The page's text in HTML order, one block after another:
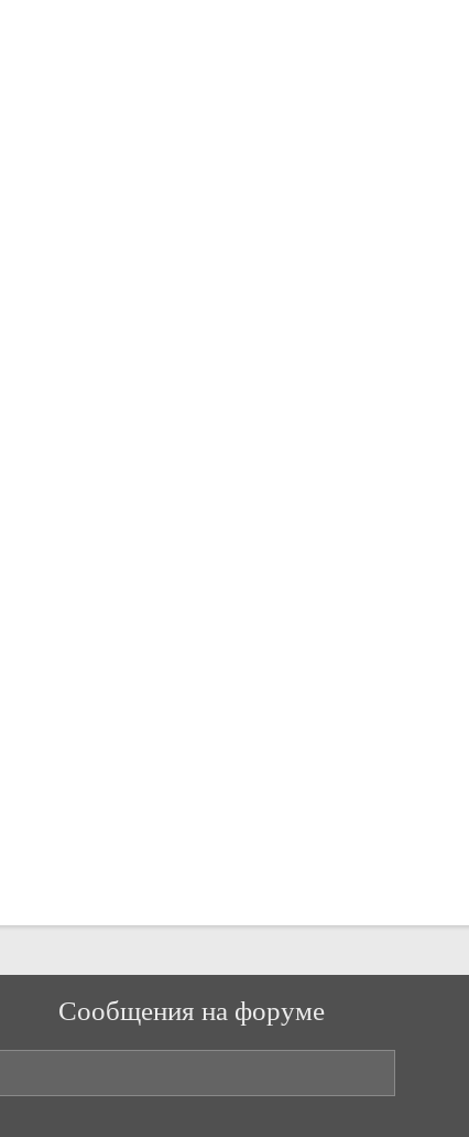
Сообщения на форуме